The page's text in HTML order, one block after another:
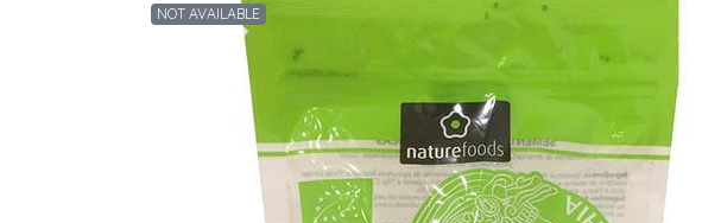
NOT AVAILABLE